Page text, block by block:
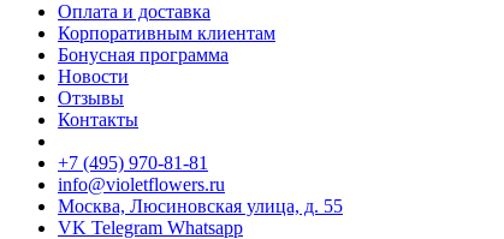
Оплата и доставка
Корпоративным клиентам
Бонусная программа
Новости
Отзывы
Контакты
+7 (495) 970-81-81
info@violetflowers.ru
Москва, Люсиновская улица, д. 55
VK Telegram Whatsapp